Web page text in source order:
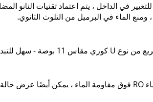
في الداخل ، يتم اعتماد تقنيات النانو
، ومنع الماء في البرميل من التلوث الثانوي.